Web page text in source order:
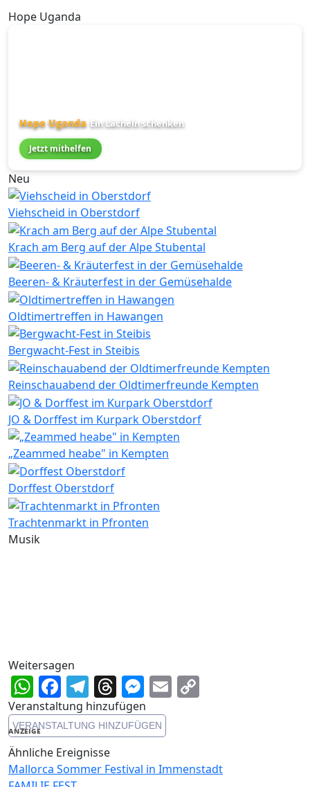
Hope Uganda
Hope Uganda Ein Lächeln schenken
Jetzt mithelfen
Neu
Viehscheid in Oberstdorf
Krach am Berg auf der Alpe Stubental
Beeren- & Kräuterfest in der Gemüsehalde
Oldtimertreffen in Hawangen
Bergwacht-Fest in Steibis
Reinschauabend der Oldtimerfreunde Kempten
JO & Dorffest im Kurpark Oberstdorf
„Zeammed heabe" in Kempten
Dorffest Oberstdorf
Trachtenmarkt in Pfronten
Musik
Weitersagen
WhatsApp
Facebook
Telegram
Threads
Messenger
Email
Veranstaltung hinzufügen
VERANSTALTUNG HINZUFÜGEN
ANZEIGE
Ähnliche Ereignisse
Mallorca Sommer Festival in Immenstadt